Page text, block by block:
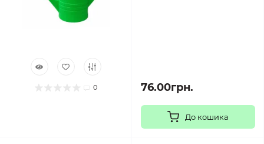
0 76.00грн.
До кошика